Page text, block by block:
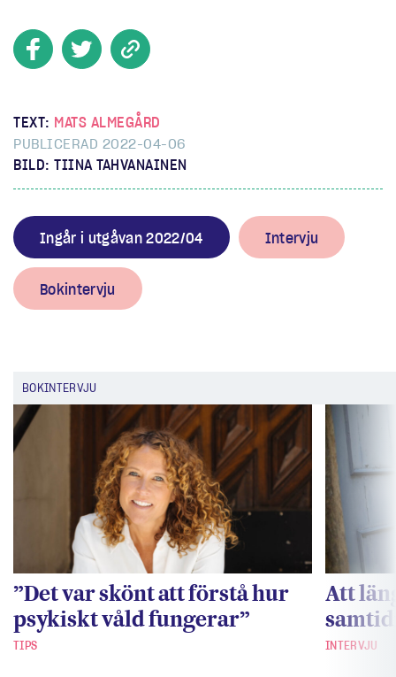
TEXT: MATS ALMEGÅRD
PUBLICERAD 2022-04-06
BILD: TIINA TAHVANAINEN
Ingår i utgåvan 2022/04 Intervju
Bokintervju
BOKINTERVJU
”Det var skönt att förstå hur
psykiskt våld fungerar”
TIPS
Att
INTERVJU